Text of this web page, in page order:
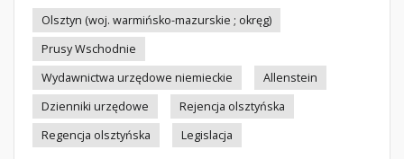
Olsztyn (woj. warmińsko-mazurskie ; okręg)
Prusy Wschodnie
Wydawnictwa urzędowe niemieckie
Allenstein
Dzienniki urzędowe
Rejencja olsztyńska
Regencja olsztyńska
Legislacja